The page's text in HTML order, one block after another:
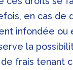
en cas de
infondée ou
la
frais tenant